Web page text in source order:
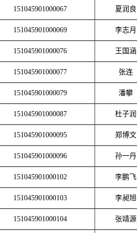
151045901000067 夏润良
151045901000069 李志月
151045901000076 王国涵
151045901000077 张连
151045901000079 潘攀
151045901000087 杜子润
151045901000095 郑博文
151045901000096 孙一丹
151045901000102 李鹏飞
151045901000103 李昶旭
151045901000104 张靖源